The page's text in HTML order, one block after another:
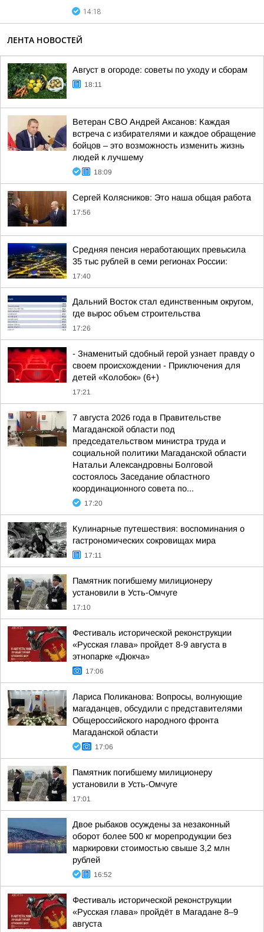
14:18
ЛЕНТА НОВОСТЕЙ
Август в огороде: советы по уходу и сборам
18:11
Ветеран СВО Андрей Аксанов: Каждая
встреча с избирателями и каждое обращение
бойцов – это возможность изменить жизнь
людей к лучшему
18:09
Сергей Колясников: Это наша общая работа
17:56
Средняя пенсия неработающих превысила
35 тыс рублей в семи регионах России:
17:40
Дальний Восток стал единственным округом,
где вырос объем строительства
17:26
- Знаменитый сдобный герой узнает правду о
своем происхождении - Приключения для
детей «Колобок» (6+)
17:21
7 августа 2026 года в Правительстве
Магаданской области под
председательством министра труда и
социальной политики Магаданской области
Натальи Александровны Болговой
состоялось Заседание областного
координационного совета по...
17:20
Кулинарные путешествия: воспоминания о
гастрономических сокровищах мира
17:11
Памятник погибшему милиционеру
установили в Усть-Омчуге
17:10
Фестиваль исторической реконструкции
«Русская глава» пройдет 8-9 августа в
этнопарке «Дюкча»
17:06
Лариса Поликанова: Вопросы, волнующие
магаданцев, обсудили с представителями
Общероссийского народного фронта
Магаданской области
17:06
Памятник погибшему милиционеру
установили в Усть-Омчуге
17:01
Двое рыбаков осуждены за незаконный
оборот более 500 кг морепродукции без
маркировки стоимостью свыше 3,2 млн
рублей
16:52
Фестиваль исторической реконструкции
«Русская глава» пройдёт в Магадане 8–9
августа